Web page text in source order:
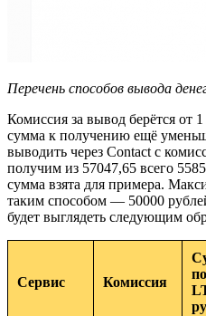
Перечень способов вывода
Комиссия за вывод берётся от
сумма к получению ещё
выводить через Contact с
получим из 57047,65 всего
сумма взята для примера.
таким способом — 50000
будет выглядеть следующим
Сервис Комиссия